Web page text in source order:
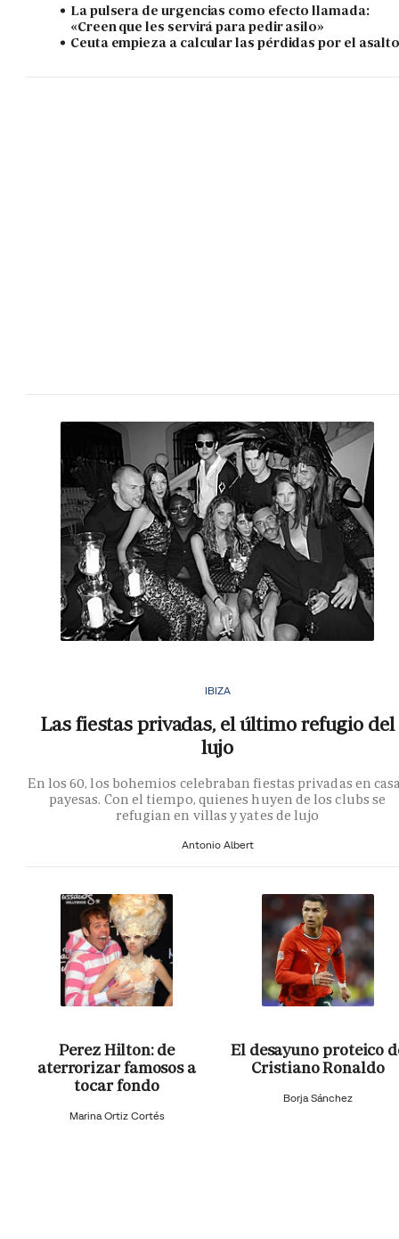
La pulsera de urgencias como efecto llamada:
«Creen que les servirá para pedir asilo»
Ceuta empieza a calcular las pérdidas por el
IBIZA
Las fiestas privadas, el último refugio del
lujo
En los 60, los bohemios celebraban fiestas privadas en
payesas. Con el tiempo, quienes huyen de los clubs se
refugian en villas y yates de lujo
Antonio Albert
Perez Hilton: de
aterrorizar famosos a
tocar fondo
Marina Ortiz Cortés
El desayuno proteico
Cristiano Ronaldo
Borja Sánchez